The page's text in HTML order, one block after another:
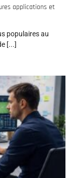
applications et
populaires au
[...]